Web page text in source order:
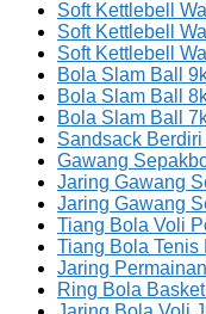
Soft Kettlebell
Soft Kettlebell
Soft Kettlebell
Bola Slam Ball
Bola Slam Ball
Bola Slam Ball
Sandsack
Gawang
Jaring Gawang
Jaring Gawang
Tiang Bola Voli
Tiang Bola
Jaring
Ring Bola